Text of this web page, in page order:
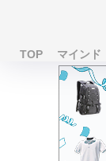
TOP マインド